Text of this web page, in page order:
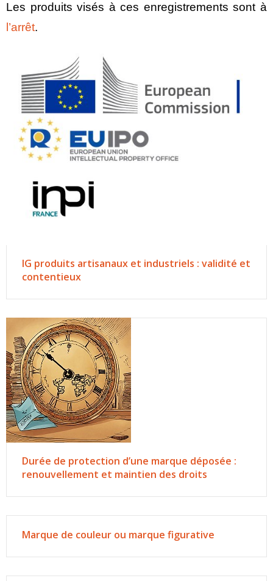
Les produits visés à ces enregistrements sont à
l’arrêt.
IG produits artisanaux et industriels : validité et
contentieux
Durée de protection d’une marque déposée :
renouvellement et maintien des droits
Marque de couleur ou marque figurative